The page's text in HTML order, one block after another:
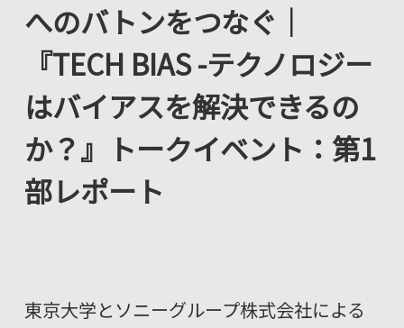
へのバトンをつなぐ｜
『TECH BIAS -テクノロジー
はバイアスを解決できるの
か？』トークイベント：第1
部レポート
東京大学とソニーグループ株式会社による